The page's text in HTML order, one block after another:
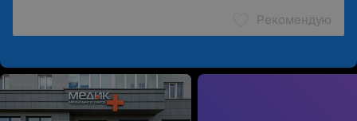
Рекомендую